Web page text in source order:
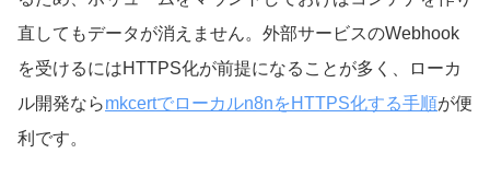
直してもデータが消えません。外部サービスのWebhook
を受けるにはHTTPS化が前提になることが多く、ローカ
ル開発ならmkcertでローカルn8nをHTTPS化する手順が便
利です。